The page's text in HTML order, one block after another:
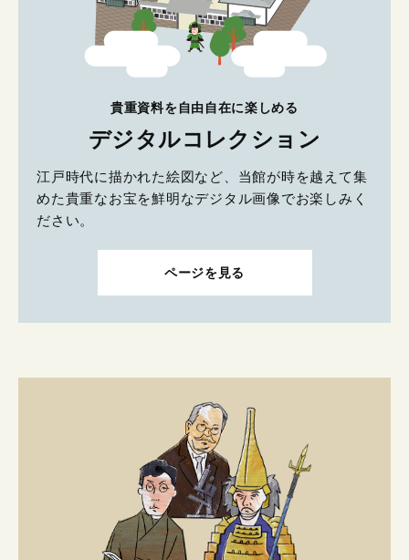
貴重資料を自由自在に楽しめる
デジタルコレクション
江戸時代に描かれた絵図など、当館が時を越えて集
めた貴重なお宝を鮮明なデジタル画像でお楽しみく
ださい。
ページを見る